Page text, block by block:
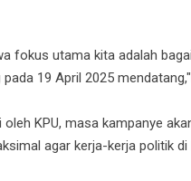
fokus utama kita adalah
19 April 2025
KPU, masa kampanye
agar kerja-kerja politik